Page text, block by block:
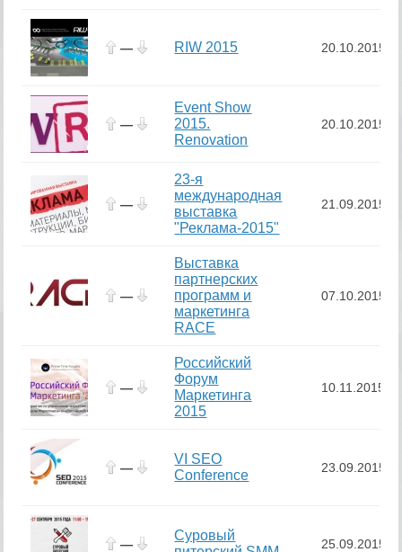
— RIW 2015 20.10.2015
—
Event Show
2015.
Renovation
20.10.2015
—
23-я
международная
выставка
"Реклама-2015"
21.09.2015
—
Выставка
партнерских
программ и
маркетинга
RACE
07.10.2015
—
Российский
Форум
Маркетинга
2015
10.11.2015
—
VI SEO
Conference
23.09.2015
—
Суровый
25.09.2015